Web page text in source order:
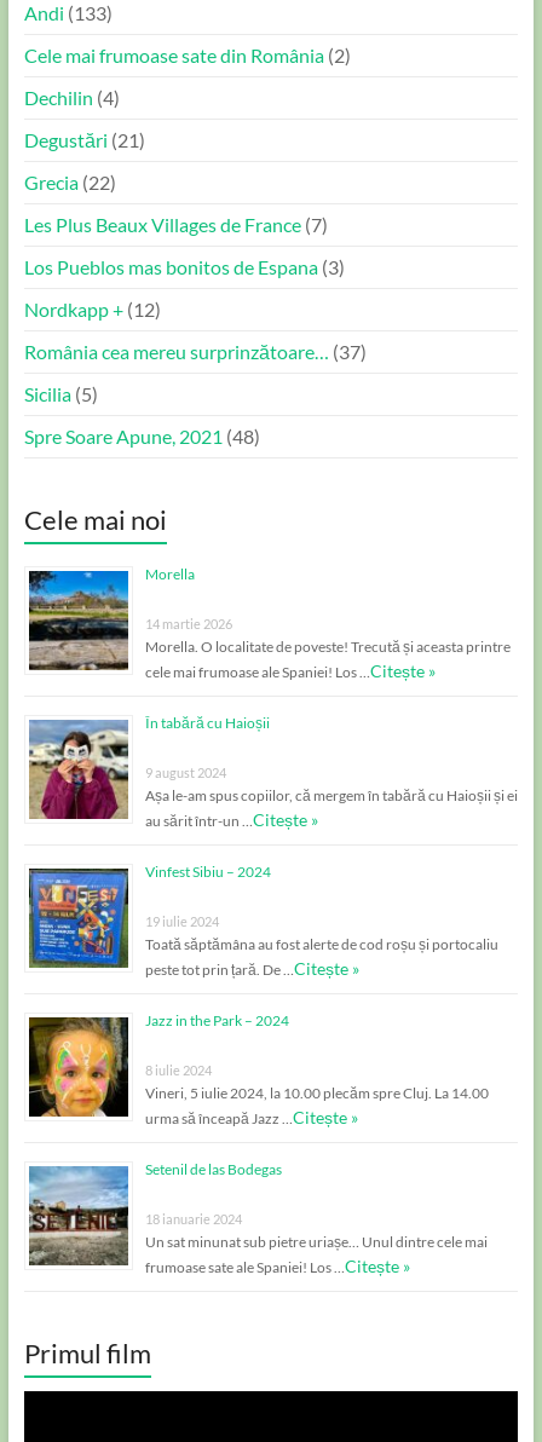
Andi (133)
Cele mai frumoase sate din România(2)
Dechilin (4)
Degustări (21)
Grecia(22)
Les Plus Beaux Villages de France(7)
Los Pueblos mas bonitos de Espana(3)
Nordkapp +(12)
România cea mereu surprinzătoare… (37)
Sicilia(5)
Spre Soare Apune, 2021 (48)
Cele mai noi
Morella
14 martie 2026
Morella. O localitate de poveste! Trecută și aceasta printre
cele mai frumoase ale Spaniei! Los …Citește »
În tabără cu Haioșii
9 august 2024
Așa le-am spus copiilor, că mergem în tabără cu Haioșii și ei
au sărit într-un …Citește »
Vinfest Sibiu – 2024
19 iulie 2024
Toată săptămâna au fost alerte de cod roșu și portocaliu
peste tot prin țară. De …Citește »
Jazz in the Park – 2024
8 iulie 2024
Vineri, 5 iulie 2024, la 10.00 plecăm spre Cluj. La 14.00
urma să înceapă Jazz …Citește »
Setenil de las Bodegas
18 ianuarie 2024
Un sat minunat sub pietre uriașe… Unul dintre cele mai
frumoase sate ale Spaniei! Los …Citește »
Primul film